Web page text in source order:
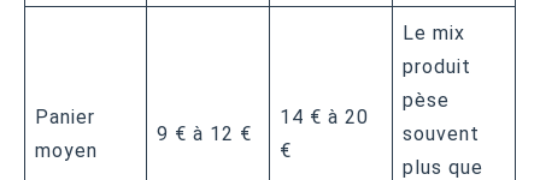
Panier
moyen
9 € à 12 €
14 € à 20
€
Le mix
produit
pèse
souvent
plus que